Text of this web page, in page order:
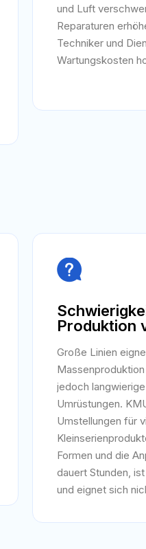
und Luft
Reparaturen
Techniker und
Wartungskosten

Produktion
Große Linien
jedoch
Umrüstungen.
Umstellungen für
Formen und die
dauert Stunden,
und eignet sich